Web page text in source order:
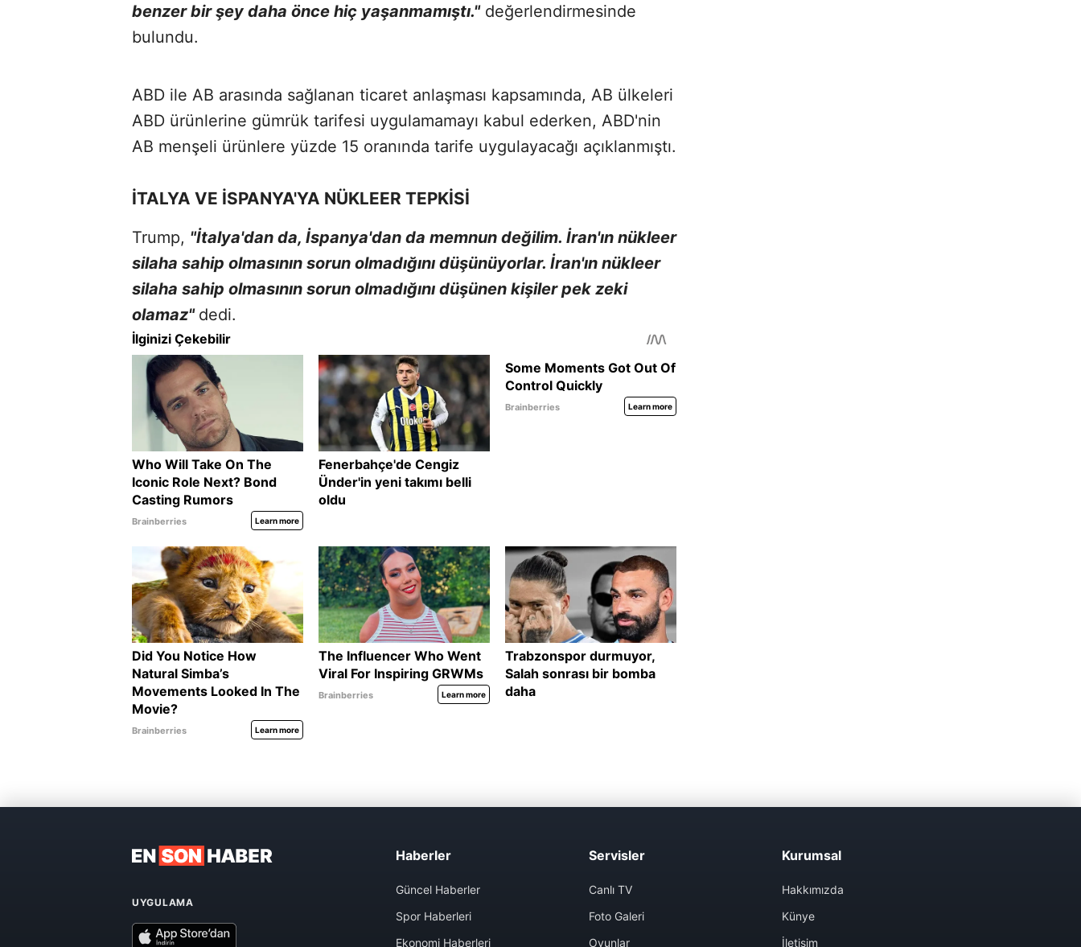
benzer bir şey daha önce hiç yaşanmamıştı."değerlendirmesinde
bulundu.
ABD ile AB arasında sağlanan ticaret anlaşması kapsamında, AB ülkeleri
ABD ürünlerine gümrük tarifesi uygulamamayı kabul ederken, ABD'nin
AB menşeli ürünlere yüzde 15 oranında tarife uygulayacağı açıklanmıştı.
İTALYA VE İSPANYA'YA NÜKLEER TEPKİSİ
Trump, "İtalya'dan da, İspanya'dan da memnun değilim. İran'ın nükleer
silaha sahip olmasının sorun olmadığını düşünüyorlar. İran'ın nükleer
silaha sahip olmasının sorun olmadığını düşünen kişiler pek zeki
olamaz" dedi.
UYGULAMA
Haberler
Güncel Haberler
Spor Haberleri
Ekonomi Haberleri
Servisler
Canlı TV
Foto Galeri
Oyunlar
Kurumsal
Hakkımızda
Künye
İletişim